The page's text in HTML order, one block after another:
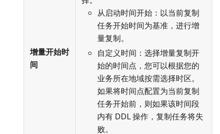
增量开始时
间
从启动时间开始：以当前复制
任务开始时间为基准，进行增
量复制。
自定义时间：选择增量复制开
始的时间点，您可以根据您的
业务所在地域按需选择时区。
如果将时间点配置为当前复制
任务开始前，则如果该时间段
内有 DDL 操作，复制任务将失
败。